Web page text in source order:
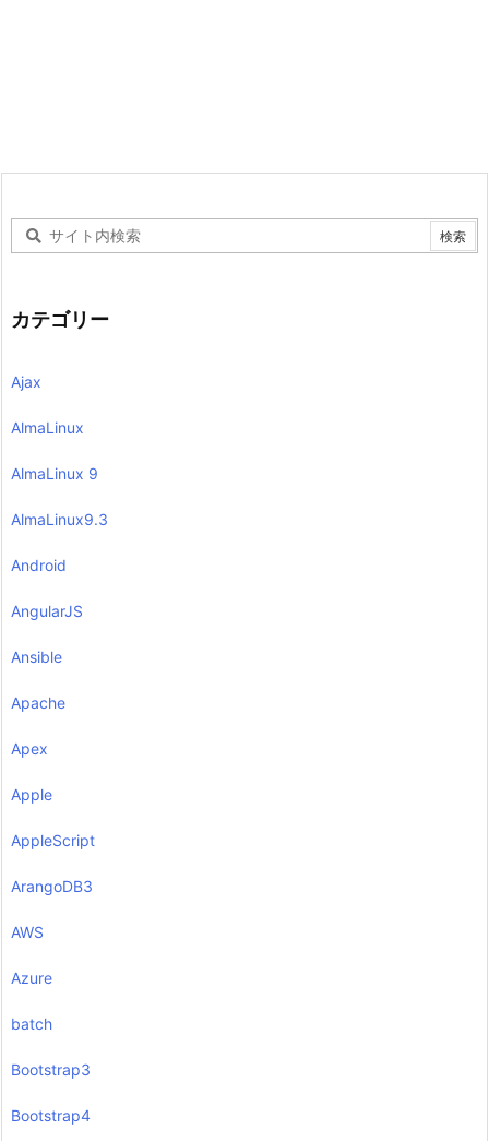
カテゴリー
Ajax
AlmaLinux
AlmaLinux 9
AlmaLinux9.3
Android
AngularJS
Ansible
Apache
Apex
Apple
AppleScript
ArangoDB3
AWS
Azure
batch
Bootstrap3
Bootstrap4